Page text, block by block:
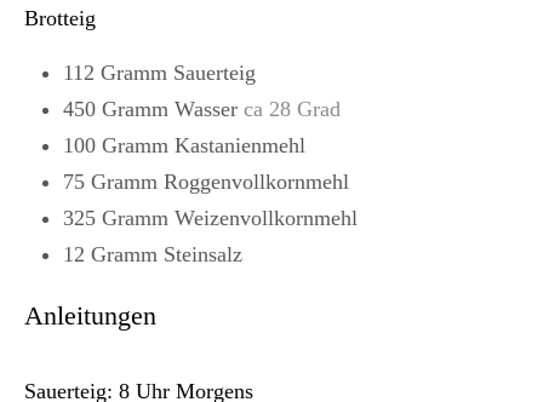
Brotteig
112 Gramm Sauerteig
450 Gramm Wasser ca 28 Grad
100 Gramm Kastanienmehl
75 Gramm Roggenvollkornmehl
325 Gramm Weizenvollkornmehl
12 Gramm Steinsalz
Anleitungen
Sauerteig: 8 Uhr Morgens